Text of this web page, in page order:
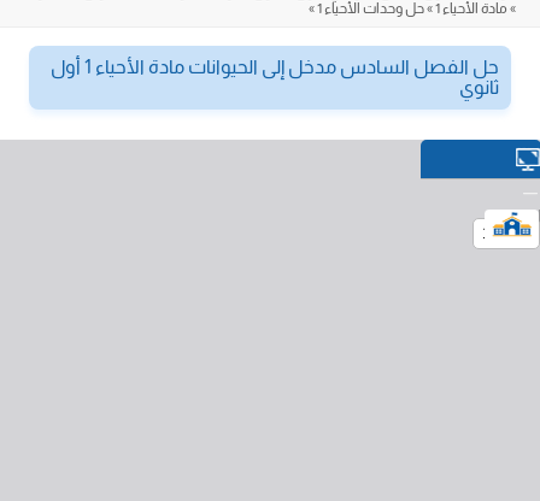
» مادة الأحياء 1 »حل وحدات الأحياء 1 »
حل الفصل السادس مدخل إلى الحيوانات مادة الأحياء 1 أول
ثانوي